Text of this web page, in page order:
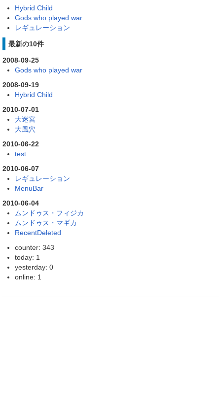
Hybrid Child
Gods who played war
レギュレーション
最新の10件
2008-09-25
Gods who played war
2008-09-19
Hybrid Child
2010-07-01
大迷宮
大風穴
2010-06-22
test
2010-06-07
レギュレーション
MenuBar
2010-06-04
ムンドゥス・フィジカ
ムンドゥス・マギカ
RecentDeleted
counter: 343
today: 1
yesterday: 0
online: 1